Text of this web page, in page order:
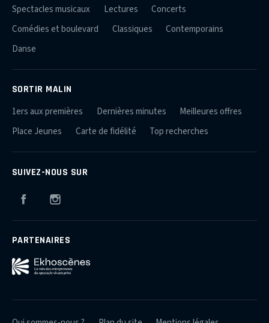
Spectacles musicaux
Lectures
Concerts
Comédies et boulevard
Classiques
Contemporains
Danse
SORTIR MALIN
1ers aux premières Dernières minutes
Meilleures offres
Place Jeunes
Carte de fidélité Top recherches
SUIVEZ-NOUS SUR
Facebook
PARTENAIRES